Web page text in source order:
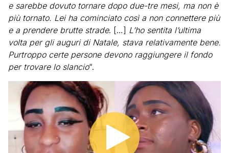
e sarebbe dovuto tornare dopo due-tre mesi, ma non è
più tornato. Lei ha cominciato così a non connettere più
e a prendere brutte strade. […] L’ho sentita l’ultima
volta per gli auguri di Natale, stava relativamente bene.
Purtroppo certe persone devono raggiungere il fondo
per trovare lo slancio“.